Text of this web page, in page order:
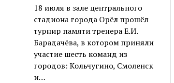
18 июля в зале центрального
стадиона города Орёл прошёл
турнир памяти тренера Е.И.
Барадачёва, в котором приняли
участие шесть команд из
городов: Кольчугино, Смоленск
и…